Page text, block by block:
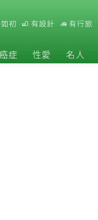
初 有設計 有行旅
症 性愛 名人